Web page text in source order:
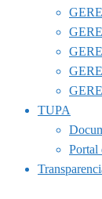
TUPA
Portal